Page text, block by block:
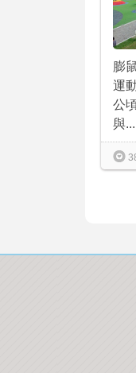
膨
運
公
與...